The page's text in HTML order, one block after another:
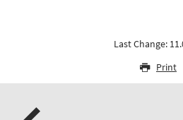
Last Change:
Print